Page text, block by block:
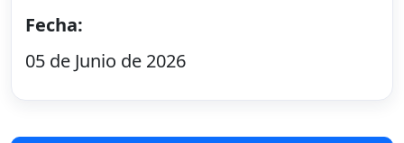
Fecha:
05 de Junio de 2026